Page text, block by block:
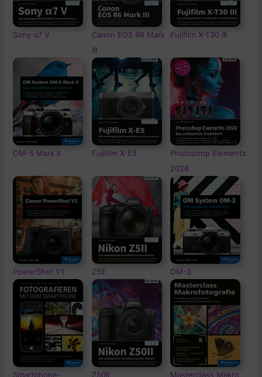
Sony α7 V
Canon EOS R6 Mark
III
Fujifilm X-T30 III
OM-5 Mark II Fujifilm X-E5
Photoshop Elements
2026
PowerShot V1 Z5II OM-3
Smartphone-
Z50II Masterclass Makro